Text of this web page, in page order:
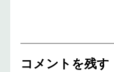
コメントを残す